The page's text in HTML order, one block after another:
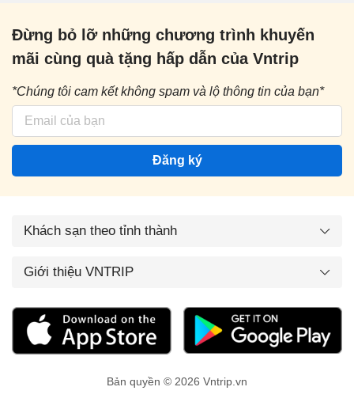
Đừng bỏ lỡ những chương trình khuyến
mãi cùng quà tặng hấp dẫn của Vntrip
*Chúng tôi cam kết không spam và lộ thông tin của bạn*
Đăng ký
Khách sạn theo tỉnh thành
Giới thiệu VNTRIP
Bản quyền © 2026 Vntrip.vn